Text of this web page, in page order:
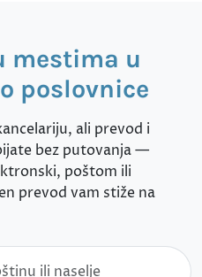
mestima u
poslovnice
ali prevod i
bez putovanja —
poštom ili
prevod vam stiže na